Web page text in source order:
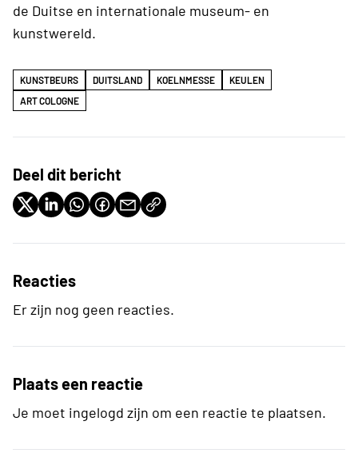
de Duitse en internationale museum- en
kunstwereld.
KUNSTBEURS DUITSLAND KOELNMESSE
KEULEN
ART COLOGNE
Deel dit bericht
Reacties
Er zijn nog geen reacties.
Plaats een reactie
Je moet ingelogd zijn om een reactie te plaatsen.